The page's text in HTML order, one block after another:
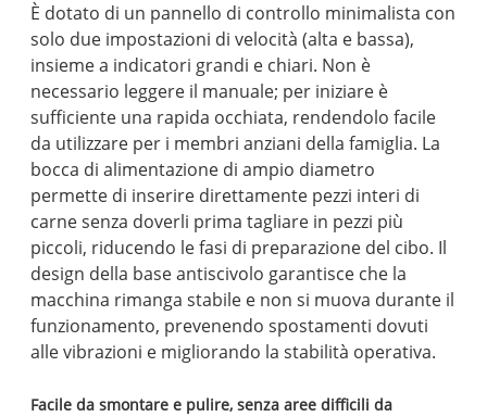
È dotato di un pannello di controllo minimalista con
solo due impostazioni di velocità (alta e bassa),
insieme a indicatori grandi e chiari. Non è
necessario leggere il manuale; per iniziare è
sufficiente una rapida occhiata, rendendolo facile
da utilizzare per i membri anziani della famiglia. La
bocca di alimentazione di ampio diametro
permette di inserire direttamente pezzi interi di
carne senza doverli prima tagliare in pezzi più
piccoli, riducendo le fasi di preparazione del cibo. Il
design della base antiscivolo garantisce che la
macchina rimanga stabile e non si muova durante il
funzionamento, prevenendo spostamenti dovuti
alle vibrazioni e migliorando la stabilità operativa.
Facile da smontare e pulire, senza aree difficili da